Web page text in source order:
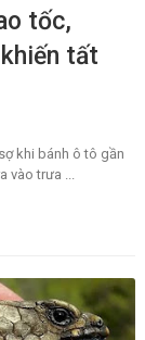
tốc,
tất
khi bánh ô tô gần
trưa ...